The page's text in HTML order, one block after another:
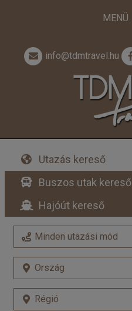
MENÜ
info@tdmtravel.hu
Utazás kereső
Buszos utak kereső
Hajóút kereső